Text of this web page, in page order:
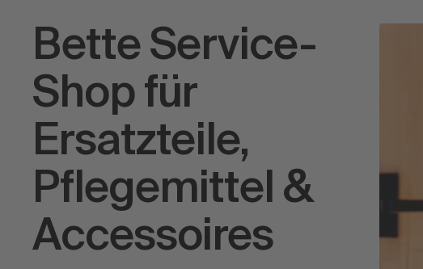
Bette Service-
Shop für
Ersatzteile,
Pflegemittel &
Accessoires